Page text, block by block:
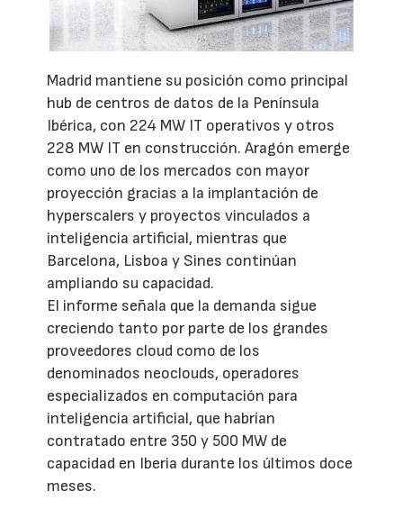
Madrid mantiene su posición como principal
hub de centros de datos de la Península
Ibérica, con 224 MW IT operativos y otros
228 MW IT en construcción. Aragón emerge
como uno de los mercados con mayor
proyección gracias a la implantación de
hyperscalers y proyectos vinculados a
inteligencia artificial, mientras que
Barcelona, Lisboa y Sines continúan
ampliando su capacidad.
El informe señala que la demanda sigue
creciendo tanto por parte de los grandes
proveedores cloud como de los
denominados neoclouds, operadores
especializados en computación para
inteligencia artificial, que habrían
contratado entre 350 y 500 MW de
capacidad en Iberia durante los últimos doce
meses.